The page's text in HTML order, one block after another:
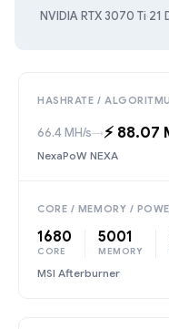
NVIDIA RTX 3070 Ti·21
HASHRATE /
66.4 MH/s→⚡️ 88.07
NexaPoW NEXA
CORE / MEMORY /
1680
CORE
5001
MEMORY
MSI Afterburner